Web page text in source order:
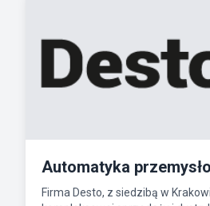
Automatyka
Firma Desto, z siedzibą w